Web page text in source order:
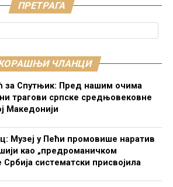
ПРЕТРАГА
ЧЛАНЦИ
за Спутњик: Пред нашим очима
трагови српске средњовековне
Македонији
Музеј у Пећи промовише наратив
као „предроманичком
Србија систематски присвојила